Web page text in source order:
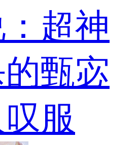
超神
甄宓
服